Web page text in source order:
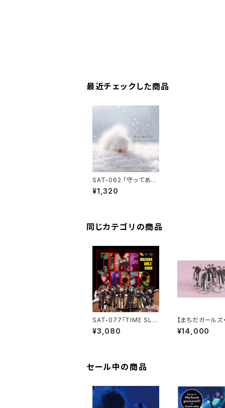
最近チェックした商品
SAT-062 「守ってあげ
たい / FOREVER -ギン
ガムチェックSTORY-」
¥1,320
同じカテゴリの商品
SAT-077「TIME SLID
ER」まちだガールズ・ク
ワイア
¥3,080
【まちだガールズ
イア10周年記念
アクリルスタンド
¥14,000
セール中の商品